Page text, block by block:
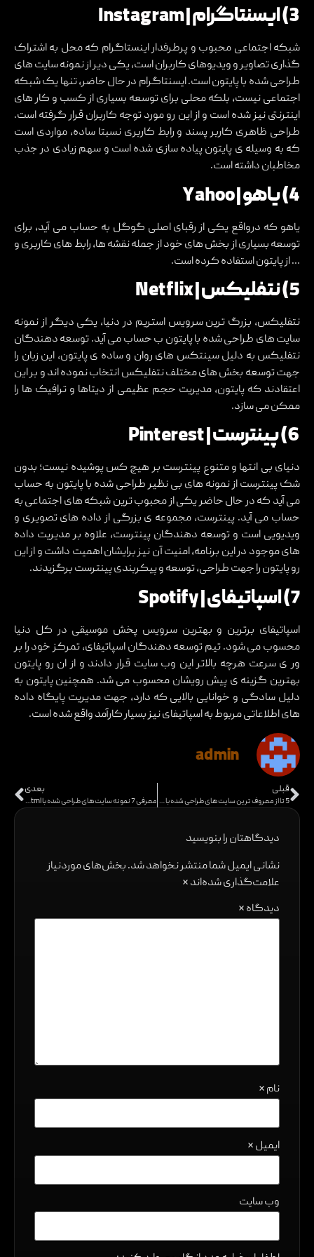
3) ایسنتاگرام | Instagram
شبکه اجتماعی محبوب و پرطرفدار اینستاگرام که محل به اشتراک
گذاری تصاویر و ویدیوهای کاربران است، یکی دیر از نمونه سایت های
طراحی شده با پایتون است. ایسنتاگرام در حال حاضر، تنها یک شبکه
اجتماعی نیست، بلکه محلی برای توسعه بسیاری از کسب و کار های
اینترنتی نیز شده است و از این رو مورد توجه کاربران قرار گرفته است.
طراحی ظاهری کاربر پسند و رابط کاربری نسبتا ساده، مواردی است
که به وسیله ی پایتون پیاده سازی شده است و سهم زیادی در جذب
مخاطبان داشته است.
4) یاهو | Yahoo
یاهو که درواقع یکی از رقبای اصلی گوگل به حساب می آید، برای
توسعه بسیاری از بخش های خود از جمله نقشه ها، رابط های کاربری و
… از پایتون استفاده کرده است.
5) نتفلیکس | Netflix
نتفلیکس، بزرگ ترین سرویس استریم در دنیا، یکی دیگر از نمونه
سایت های طراحی شده با پایتون ب حساب می آید. توسعه دهندگان
نتفلیکس به دلیل سینتکس های روان و ساده ی پایتون، این زبان را
جهت توسعه بخش های مختلف نتفلیکس انتخاب نموده اند و بر این
اعتقادند که پایتون، مدیریت حجم عظیمی از دیتاها و ترافیک ها را
ممکن می سازد.
6) پینترست | Pinterest
دنیای بی انتها و متنوع پینترست بر هیچ کس پوشیده نیست؛ بدون
شک پینترست از نمونه های بی نظیر طراحی شده با پایتون به حساب
می آید که در حال حاضر یکی از محبوب ترین شبکه های اجتماعی به
حساب می آید. پینترست، مجموعه ی بزرگی از داده های تصویری و
ویدیویی است و توسعه دهندگان پینترست، علاوه بر مدیریت داده
های موجود در این برنامه، امنیت آن نیز برایشان اهمیت داشت و از این
رو پایتون را جهت طراحی، توسعه و پیکربندی پینترست برگزیدند.
7) اسپاتیفای | Spotify
اسپاتیفای برترین و بهترین سرویس پخش موسیقی در کل دنیا
محسوب می شود. تیم توسعه دهندگان اسپاتیفای، تمرکز خود را بر
ور ی سرعت هرچه بالاتر این وب سایت قرار دادند و از ان رو پایتون
بهترین گزینه ی پیش رویشان محسوب می شد. همچنین پایتون به
دلیل سادگی و خوانایی بالایی که دارد، جهت مدیریت پایگاه داده
های اطلاعاتی مربوط به اسپاتیفای نیز بسیار کارآمد واقع شده است.
admin
قبلی
5 تا از معروف ترین سایت های طراحی شده با php
بعدی
معرفی 7 نمونه سایت های طراحی شده با html و css
دیدگاهتان را بنویسید
نشانی ایمیل شما منتشر نخواهد شد.بخش‌های موردنیاز
علامت‌گذاری شده‌اند*
دیدگاه*
نام*
ایمیل*
وب‌ سایت